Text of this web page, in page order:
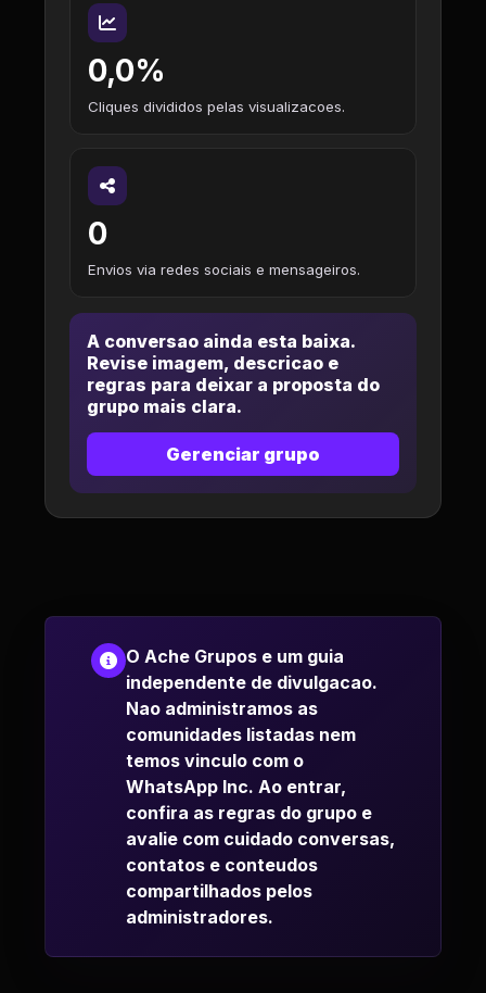
0,0%
Cliques divididos pelas visualizacoes.
0
Envios via redes sociais e mensageiros.
A conversao ainda esta baixa.
Revise imagem, descricao e
regras para deixar a proposta do
grupo mais clara.
Gerenciar grupo
O Ache Grupos e um guia
independente de divulgacao.
Nao administramos as
comunidades listadas nem
temos vinculo com o
WhatsApp Inc. Ao entrar,
confira as regras do grupo e
avalie com cuidado conversas,
contatos e conteudos
compartilhados pelos
administradores.